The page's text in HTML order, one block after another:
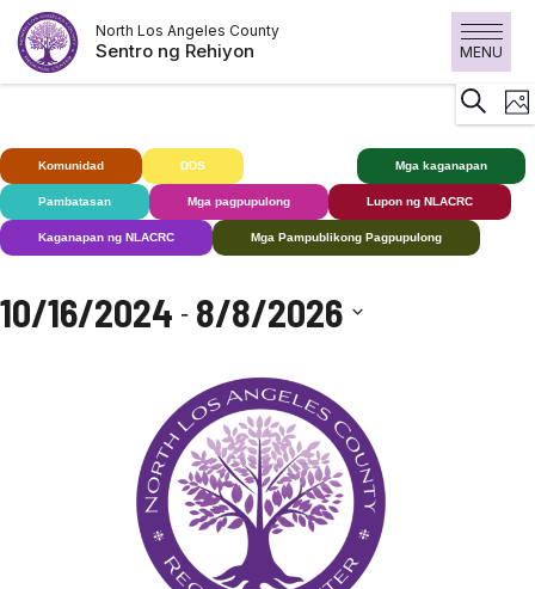
Laktawan
ang
nilalaman
North Los Angeles County
Sentro ng Rehiyon MENU
Komunidad DDS Mga kaganapan
Pambatasan Mga pagpupulong Lupon ng NLACRC
Kaganapan ng NLACRC Mga Pampublikong Pagpupulong
10/16/2024 - 8/8/2026